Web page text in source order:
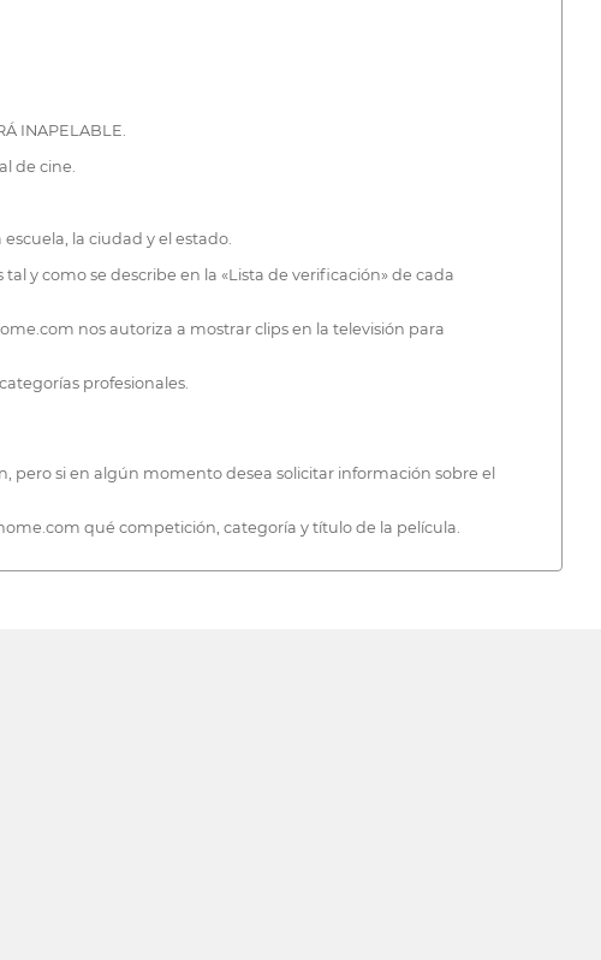
INAPELABLE.
de cine.
la ciudad y el estado.
y como se describe en la «Lista de verificación» de cada
nos autoriza a mostrar clips en la televisión para
profesionales.
pero si en algún momento desea solicitar información sobre el
qué competición, categoría y título de la película.